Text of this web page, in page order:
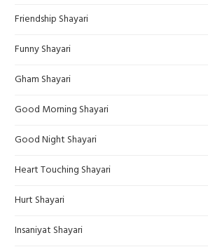
Friendship Shayari
Funny Shayari
Gham Shayari
Good Morning Shayari
Good Night Shayari
Heart Touching Shayari
Hurt Shayari
Insaniyat Shayari